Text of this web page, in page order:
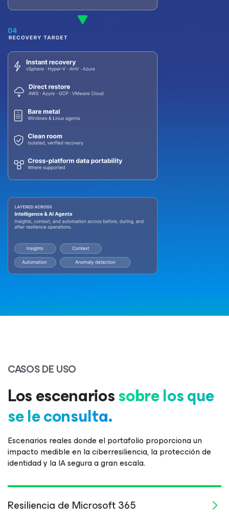
CASOS DE USO
Los escenariossobre los que
se le consulta.
Escenarios reales donde el portafolio proporciona un
impacto medible en la ciberresiliencia, la protección de
identidad y la IA segura a gran escala.
Resiliencia de Microsoft 365